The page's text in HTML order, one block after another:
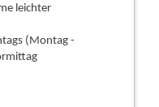
leichter
(Montag -